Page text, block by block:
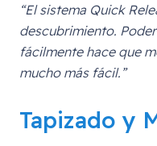
“El sistema Quick
descubrimiento.
fácilmente hace que
mucho más fácil.”
Tapizado y